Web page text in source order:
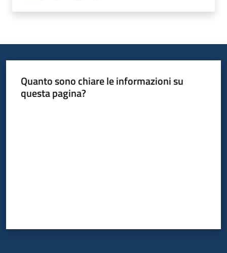
Progetti
Quanto sono chiare le informazioni su
questa pagina?